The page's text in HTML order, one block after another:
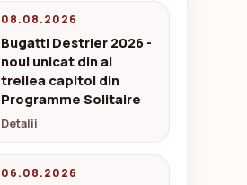
08.08.2026
Bugatti Destrier 2026 -
noul unicat din al
treilea capitol din
Programme Solitaire
Detalii
06.08.2026